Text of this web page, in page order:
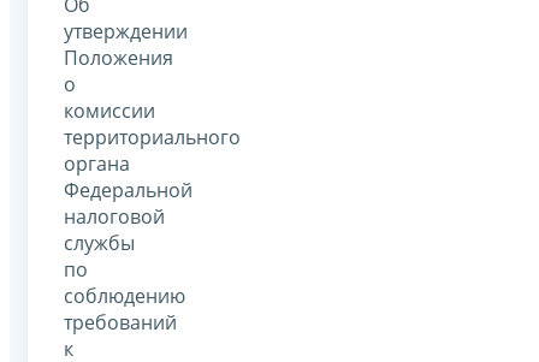
утверждении
Положения
о
комиссии
территориального
органа
Федеральной
налоговой
службы
по
соблюдению
требований
к